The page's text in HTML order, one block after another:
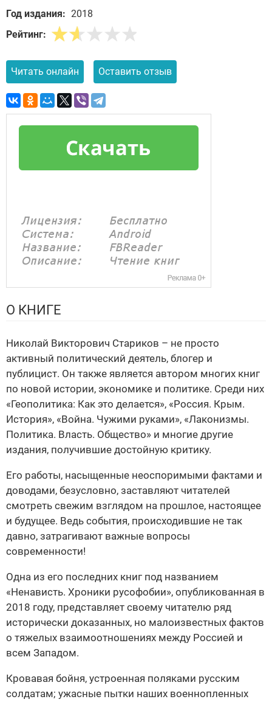
Год издания: 2018
Рейтинг:
Читать онлайн Оставить отзыв
О КНИГЕ
Николай Викторович Стариков – не просто
активный политический деятель, блогер и
публицист. Он также является автором многих книг
по новой истории, экономике и политике. Среди них
«Геополитика: Как это делается», «Россия. Крым.
История», «Война. Чужими руками», «Лаконизмы.
Политика. Власть. Общество» и многие другие
издания, получившие достойную критику.
Его работы, насыщенные неоспоримыми фактами и
доводами, безусловно, заставляют читателей
смотреть свежим взглядом на прошлое, настоящее
и будущее. Ведь события, происходившие не так
давно, затрагивают важные вопросы
современности!
Одна из его последних книг под названием
«Ненависть. Хроники русофобии», опубликованная в
2018 году, представляет своему читателю ряд
исторически доказанных, но малоизвестных фактов
о тяжелых взаимоотношениях между Россией и
всем Западом.
Кровавая бойня, устроенная поляками русским
солдатам; ужасные пытки наших военнопленных